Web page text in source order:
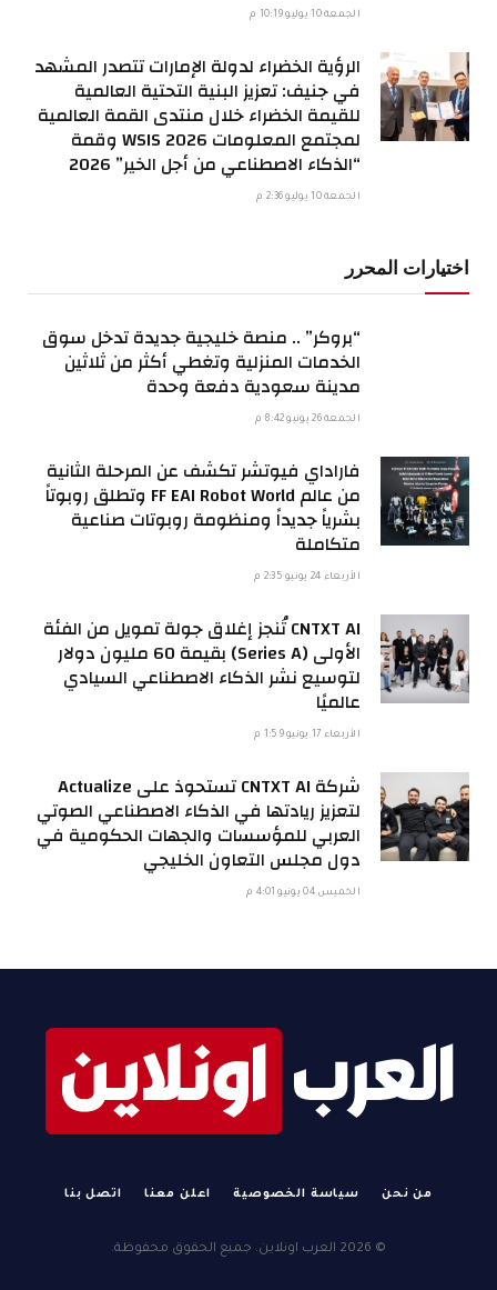
الجمعة 10 يوليو 10:19 م
الرؤية الخضراء لدولة الإمارات تتصدر المشهد
في جنيف: تعزيز البنية التحتية العالمية
للقيمة الخضراء خلال منتدى القمة العالمية
لمجتمع المعلومات WSIS 2026 وقمة
“الذكاء الاصطناعي من أجل الخير” 2026
الجمعة 10 يوليو 2:36 م
اختيارات المحرر
“بروكر” .. منصة خليجية جديدة تدخل سوق
الخدمات المنزلية وتغطي أكثر من ثلاثين
مدينة سعودية دفعة وحدة
الجمعة 26 يونيو 8:42 م
فاراداي فيوتشر تكشف عن المرحلة الثانية
من عالم FF EAI Robot World وتطلق روبوتاً
بشرياً جديداً ومنظومة روبوتات صناعية
متكاملة
الأربعاء 24 يونيو 2:35 م
CNTXT AI تُنجز إغلاق جولة تمويل من الفئة
الأولى (Series A) بقيمة 60 مليون دولار
لتوسيع نشر الذكاء الاصطناعي السيادي
عالميًا
الأربعاء 17 يونيو 1:59 م
شركة CNTXT AI تستحوذ على Actualize
لتعزيز ريادتها في الذكاء الاصطناعي الصوتي
العربي للمؤسسات والجهات الحكومية في
دول مجلس التعاون الخليجي
الخميس 04 يونيو 4:01 م
من نحن سياسة الخصوصية اعلن معنا اتصل بنا
© 2026 العرب اونلاين. جميع الحقوق محفوظة.